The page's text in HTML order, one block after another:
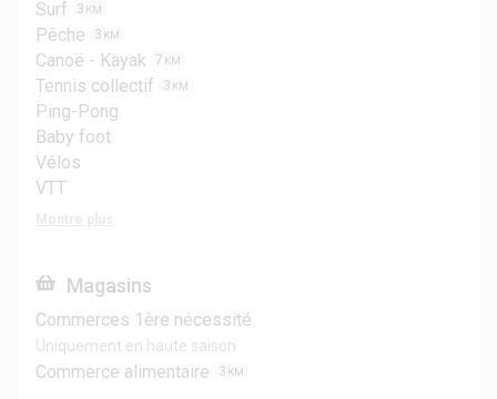
Surf 3 KM
Pêche 3 KM
Canoë - Kayak 7 KM
Tennis collectif 3 KM
Ping-Pong
Baby foot
Vélos
VTT
Magasins
Commerces 1ère nécessité
Uniquement en haute saison
Commerce alimentaire 3 KM